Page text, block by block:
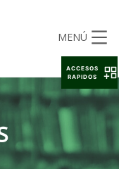
MENÚ
ACCESOS
RAPIDOS